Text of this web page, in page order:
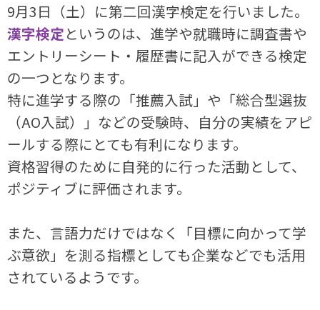
9月3日（土）に第二回漢字検定を行いました。
漢字検定というのは、進学や就職時に調査書や
エントリーシート・履歴書に記入ができる検定
の一つとなります。
特に進学する際の「推薦入試」や「総合型選抜
（AO入試）」などの受験時、自分の実績をアピ
ールする際にとても有利になります。
資格習得のために自発的に行った活動として、
ポジティブに評価されます。
また、言語力だけではなく「目標に向かって学
ぶ意欲」を測る指標としても企業などでも活用
されているようです。